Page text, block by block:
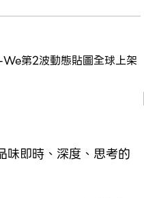
第2波動態貼圖全球上架
即時、深度、思考的